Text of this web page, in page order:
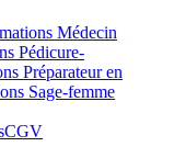
Médecin
Pédicure-
Préparateur en
Sage-femme
CGV